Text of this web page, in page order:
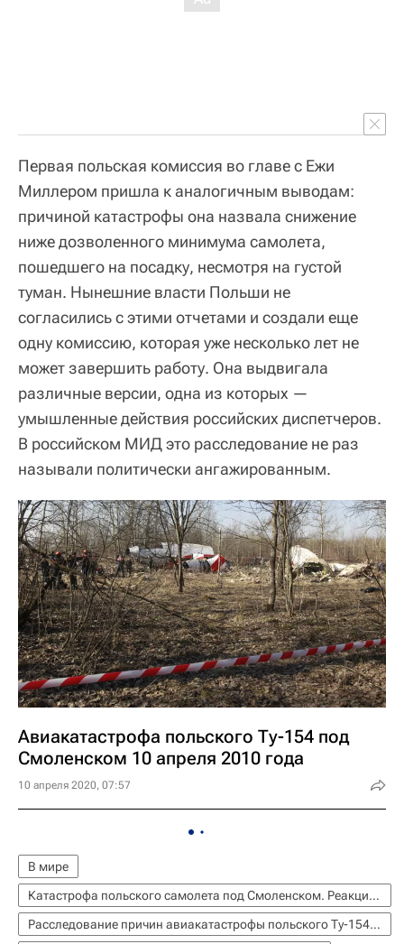
Первая польская комиссия во главе с Ежи
Миллером пришла к аналогичным выводам:
причиной катастрофы она назвала снижение
ниже дозволенного минимума самолета,
пошедшего на посадку, несмотря на густой
туман. Нынешние власти Польши не
согласились с этими отчетами и создали еще
одну комиссию, которая уже несколько лет не
может завершить работу. Она выдвигала
различные версии, одна из которых —
умышленные действия российских диспетчеров.
В российском МИД это расследование не раз
называли политически ангажированным.
Авиакатастрофа польского Ту-154 под
Смоленском 10 апреля 2010 года
10 апреля 2020, 07:57
В мире
Катастрофа польского самолета под Смоленском. Реакция, соболезнования, комментарии
Расследование причин авиакатастрофы польского Ту-154 под Смоленском